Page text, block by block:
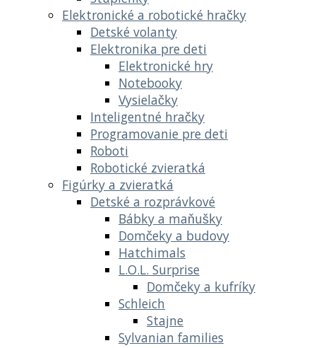
Elektronické a robotické hračky
Detské volanty
Elektronika pre deti
Elektronické hry
Notebooky
Vysielačky
Inteligentné hračky
Programovanie pre deti
Roboti
Robotické zvieratká
Figúrky a zvieratká
Detské a rozprávkové
Bábky a maňušky
Domčeky a budovy
Hatchimals
L.O.L. Surprise
Domčeky a kufríky
Schleich
Stajne
Sylvanian families